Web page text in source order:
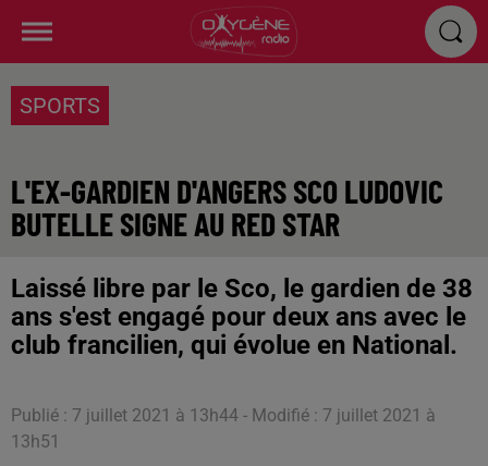
SPORTS
L'EX-GARDIEN D'ANGERS SCO LUDOVIC
BUTELLE SIGNE AU RED STAR
Laissé libre par le Sco, le gardien de 38
ans s'est engagé pour deux ans avec le
club francilien, qui évolue en National.
Publié : 7 juillet 2021 à 13h44 - Modifié : 7 juillet 2021 à
13h51